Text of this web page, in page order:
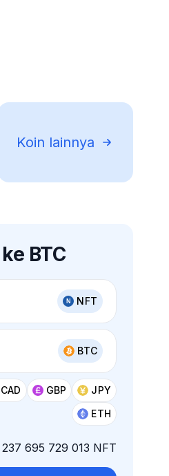
Koin lainnya
BTC
NFT
BTC
CAD GBP
JPY
ETH
237 695 729 013 NFT